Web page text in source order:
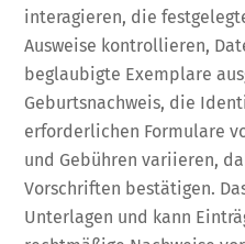
interagieren, die
Ausweise kontrollieren,
beglaubigte Exemplare
Geburtsnachweis, die
erforderlichen Formulare
und Gebühren variieren,
Vorschriften bestätigen.
Unterlagen und kann